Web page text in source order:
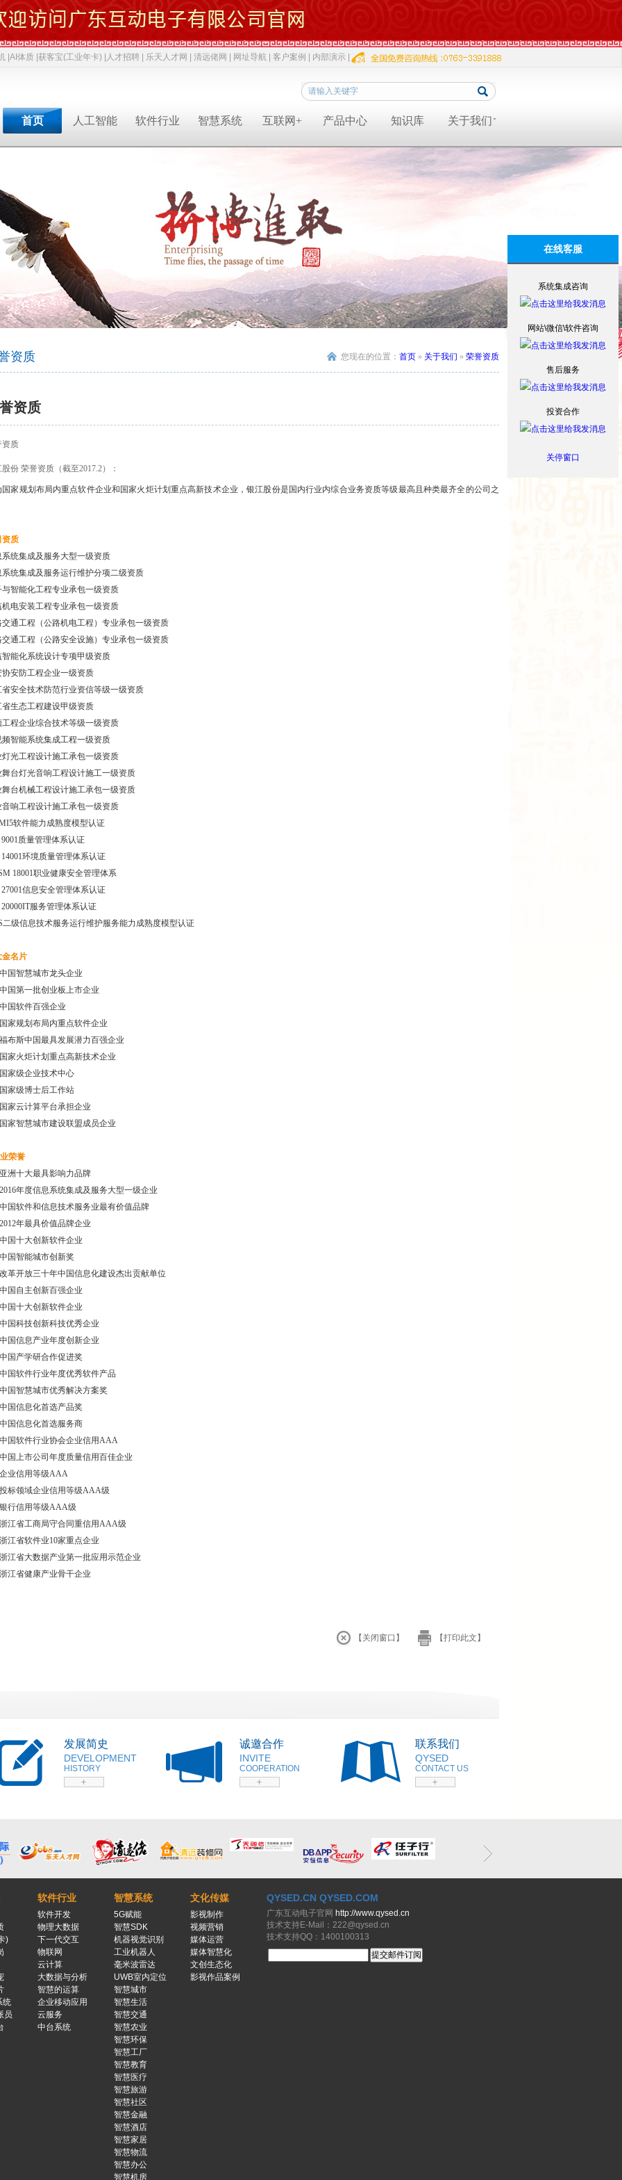
| AI体质 | 获客宝(工业年卡) | 人才招聘 | 乐天人才网 | 清远佬网 | 网址导航 | 客户案例 | 内部演示 |
首页 人工智能
AI 立马上岗 AI 智能体
共享内存系统 AI 科技特派员 AI 招商平台
软件行业
云计算
企业移动应用 中台系统
智慧系统
毫米波雷达
智慧生活 智慧农业
智慧教育 智慧旅游
智慧酒店 智慧家居 智慧物流
智慧社交 智慧政务 生物识别
智慧政务
互联网+
软件开发
产品中心
双杠品牌
3D教学智慧黑板 智慧博物馆 LBS应用产品
智慧展示系统 产品溯源系统 智慧呼叫系统
混合虚拟现实 下一代硬件/软件 安防监控
桑达OA 微网站 防雷产品
光纤产品
知识库
网络安全
智慧媒体 智慧博物馆
常规软件应用 财务会计
两化融合 科技政策 贯标知识
公文写作 吃喝玩乐 学术论文
家庭教育
关于我们
人才招聘
职位招聘
同读一文
成功案例
成功案例
您现在的位置： 首页 » 关于我们 » 荣誉资质
资质
资质
资质
份 荣誉资质（截至2017.2）：
国家规划布局内重点软件企业和国家火炬计划重点高新技术企业，银江股份是国内行业内综合业务资质等级最高且种类最齐全的公司之
资质
系统集成及服务大型一级资质
系统集成及服务运行维护分项二级资质
与智能化工程专业承包一级资质
机电安装工程专业承包一级资质
交通工程（公路机电工程）专业承包一级资质
交通工程（公路安全设施）专业承包一级资质
智能化系统设计专项甲级资质
协安防工程企业一级资质
省安全技术防范行业资信等级一级资质
省生态工程建设甲级资质
工程企业综合技术等级一级资质
频智能系统集成工程一级资质
灯光工程设计施工承包一级资质
舞台灯光音响工程设计施工一级资质
舞台机械工程设计施工承包一级资质
音响工程设计施工承包一级资质
软件能力成熟度模型认证
9001质量管理体系认证
14001环境质量管理体系认证
18001职业健康安全管理体系
27001信息安全管理体系认证
20000IT服务管理体系认证
二级信息技术服务运行维护服务能力成熟度模型认证
金名片
中国智慧城市龙头企业
中国第一批创业板上市企业
中国软件百强企业
国家规划布局内重点软件企业
福布斯中国最具发展潜力百强企业
国家火炬计划重点高新技术企业
国家级企业技术中心
国家级博士后工作站
国家云计算平台承担企业
国家智慧城市建设联盟成员企业
荣誉
亚洲十大最具影响力品牌
2016年度信息系统集成及服务大型一级企业
中国软件和信息技术服务业最有价值品牌
2012年最具价值品牌企业
中国十大创新软件企业
中国智能城市创新奖
改革开放三十年中国信息化建设杰出贡献单位
中国自主创新百强企业
中国十大创新软件企业
中国科技创新科技优秀企业
中国信息产业年度创新企业
中国产学研合作促进奖
中国软件行业年度优秀软件产品
中国智慧城市优秀解决方案奖
中国信息化首选产品奖
中国信息化首选服务商
中国软件行业协会企业信用AAA
中国上市公司年度质量信用百佳企业
企业信用等级AAA
投标领域企业信用等级AAA级
银行信用等级AAA级
浙江省工商局守合同重信用AAA级
浙江省软件业10家重点企业
浙江省大数据产业第一批应用示范企业
浙江省健康产业骨干企业
【打印此文】
【关闭窗口】
发展简史
DEVELOPMENT
HISTORY
诚邀合作
INVITE
COOPERATION
联系我们
QYSED
CONTACT US
)
统
员
软件行业
软件开发
物理大数据
下一代交互
物联网
云计算
大数据与分析
智慧的运算
企业移动应用
云服务
中台系统
智慧系统
5G赋能
智慧SDK
机器视觉识别
工业机器人
毫米波雷达
UWB室内定位
智慧城市
智慧生活
智慧交通
智慧农业
智慧环保
智慧工厂
智慧教育
智慧医疗
智慧旅游
智慧社区
智慧金融
智慧酒店
智慧家居
智慧物流
智慧办公
智慧机房
文化传媒
影视制作
视频营销
媒体运营
媒体智慧化
文创生态化
影视作品案例
QYSED.CN QYSED.COM
广东互动电子官网 http://www.qysed.cn
技术支持E-Mail：222@qysed.cn
技术支持QQ：1400100313
在线客服
系统集成咨询
网站\微信\软件咨询
售后服务
投资合作
关停窗口